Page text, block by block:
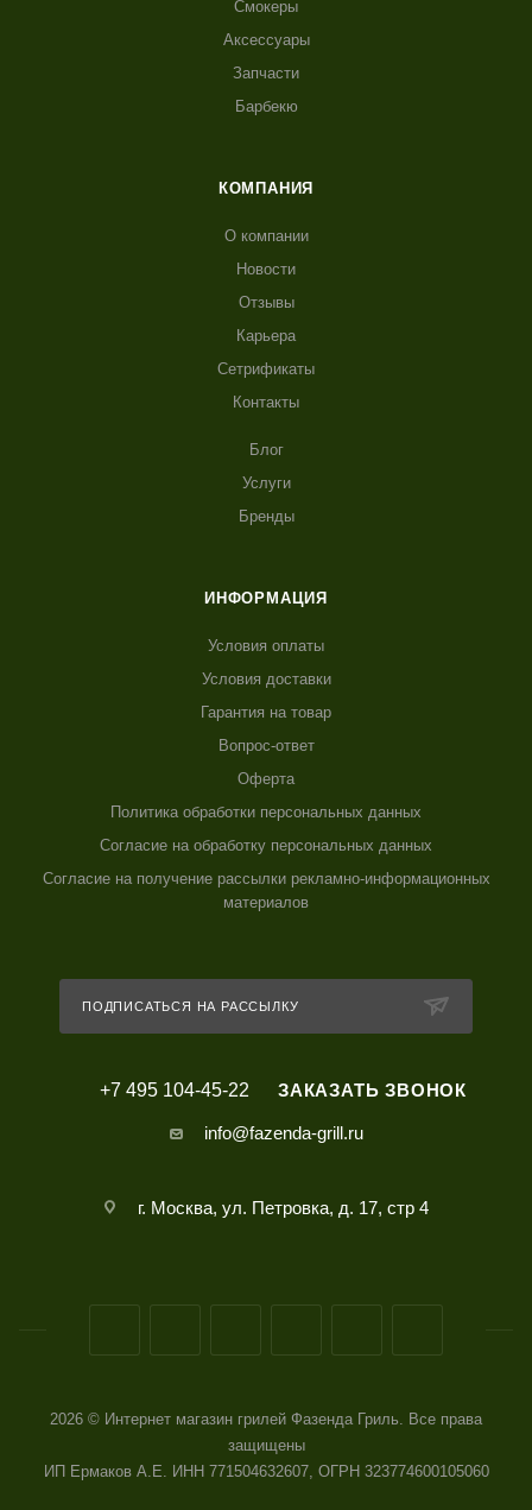
Смокеры
Аксессуары
Запчасти
Барбекю
КОМПАНИЯ
О компании
Новости
Отзывы
Карьера
Сетрификаты
Контакты
Блог
Услуги
Бренды
ИНФОРМАЦИЯ
Условия оплаты
Условия доставки
Гарантия на товар
Вопрос-ответ
Оферта
Политика обработки персональных данных
Согласие на обработку персональных данных
Согласие на получение рассылки рекламно-информационных
материалов
ПОДПИСАТЬСЯ НА РАССЫЛКУ
+7 495 104-45-22 ЗАКАЗАТЬ ЗВОНОК
info@fazenda-grill.ru
г. Москва, ул. Петровка, д. 17, стр 4
2026 © Интернет магазин грилей Фазенда Гриль. Все права
защищены
ИП Ермаков А.Е. ИНН 771504632607, ОГРН 323774600105060